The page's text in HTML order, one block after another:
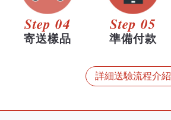
Step 04
寄送樣品
Step 05
準備付款
詳細送驗流程介紹